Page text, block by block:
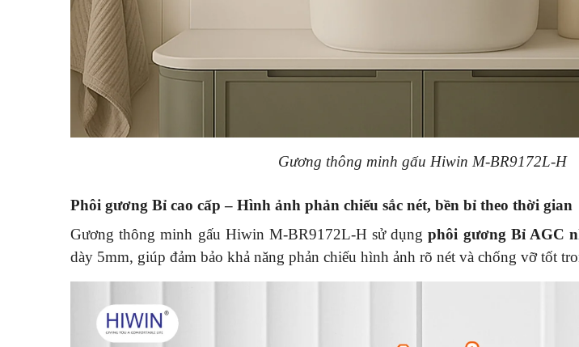
Gương thông minh gấu Hiwin M-BR9172L-H
Phôi gương Bỉ cao cấp – Hình ảnh phản chiếu sắc nét, bền bỉ theo thời gian
Gương thông minh gấu Hiwin M-BR9172L-H sử dụngphôi gương Bỉ AGC
dày 5mm, giúp đảm bảo khả năng phản chiếu hình ảnh rõ nét và chống vỡ tốt